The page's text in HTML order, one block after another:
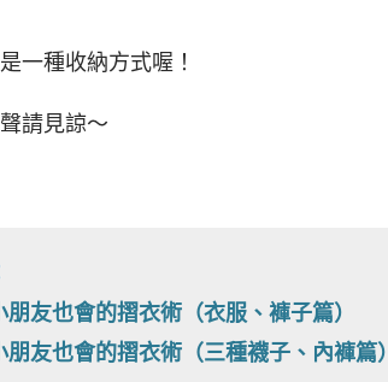
是一種收納方式喔！
請見諒～
朋友也會的摺衣術（衣服、褲子篇）
朋友也會的摺衣術（三種襪子、內褲篇）